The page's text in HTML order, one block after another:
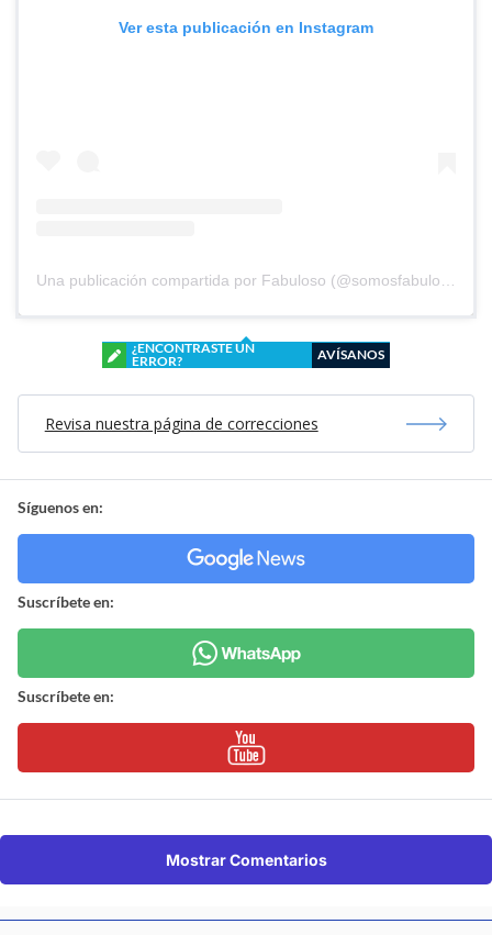
Ver esta publicación en Instagram
Una publicación compartida por Fabuloso (@somosfabuloso)
¿ENCONTRASTE UN
ERROR?
AVÍSANOS
Revisa nuestra página de correcciones
Síguenos en:
Suscríbete en:
Suscríbete en:
Mostrar Comentarios